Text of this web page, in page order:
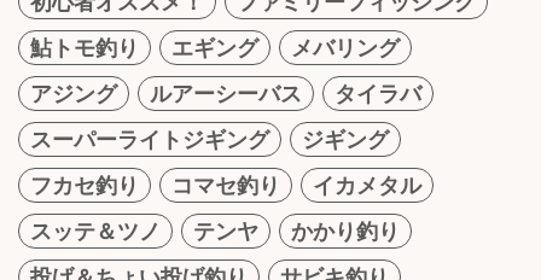
鮎トモ釣り
エギング
メバリング
アジング
ルアーシーバス
タイラバ
スーパーライトジギング
ジギング
フカセ釣り
コマセ釣り
イカメタル
スッテ＆ツノ
テンヤ
かかり釣り